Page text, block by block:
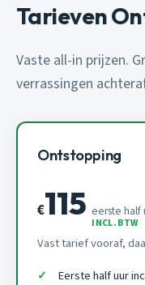
Tarieven
Vaste all-in prijzen.
verrassingen
Ontstopping
€115 eerste half
INCL. BTW
Vast tarief vooraf,
Eerste half uur